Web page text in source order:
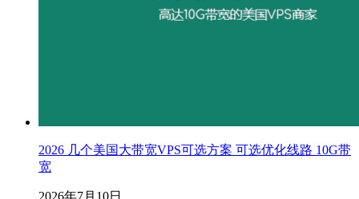
2026 几个美国大带宽VPS可选方案 可选优化线路 10G带
宽